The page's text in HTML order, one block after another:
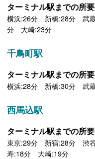
ターミナル駅までの所
横浜:26分 新橋:28分 武
分 大崎:23分
千鳥町駅
ターミナル駅までの所
横浜:28分 新橋:30分 武
西馬込駅
ターミナル駅までの所
東京:29分 新宿:28分 渋
寿:18分 大崎:19分